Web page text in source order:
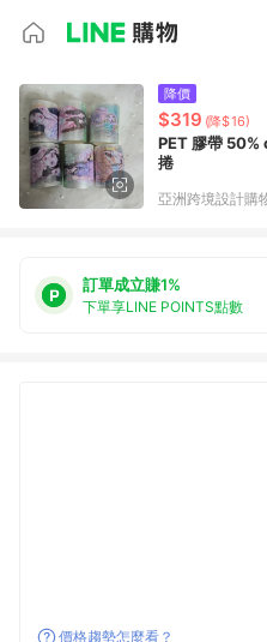
降價
$319 (降$16)
PET 膠帶
捲
亞洲跨境設計購
訂單成立賺1%
下單享LINE POINTS點數
價格趨勢怎麼看？